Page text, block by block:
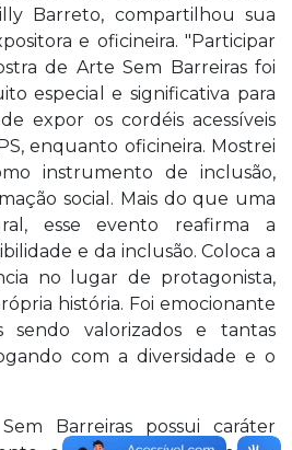
Barreto, compartilhou sua
e oficineira. "Participar
de Arte Sem Barreiras foi
especial e significativa para
expor os cordéis acessíveis
enquanto oficineira. Mostrei
instrumento de inclusão,
social. Mais do que uma
esse evento reafirma a
e da inclusão. Coloca a
no lugar de protagonista,
história. Foi emocionante
sendo valorizados e tantas
com a diversidade e o
Barreiras possui caráter